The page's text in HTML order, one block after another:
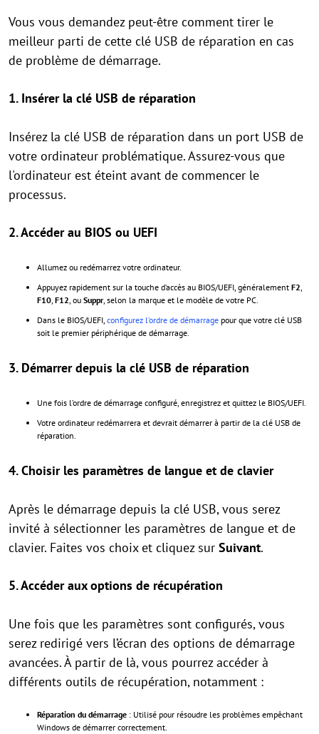
Vous vous demandez peut-être comment tirer le
meilleur parti de cette clé USB de réparation en cas
de problème de démarrage.
1. Insérer la clé USB de réparation
Insérez la clé USB de réparation dans un port USB de
votre ordinateur problématique. Assurez-vous que
l'ordinateur est éteint avant de commencer le
processus.
2.Accéder au BIOS ou UEFI
Allumez ou redémarrez votre ordinateur.
Appuyez rapidement sur la touche d’accès au BIOS/UEFI, généralement F2,
F10, F12, ou Suppr, selon la marque et le modèle de votre PC.
Dans le BIOS/UEFI, configurez l’ordre de démarrage pour que votre clé USB
soit le premier périphérique de démarrage.
3. Démarrer depuis la clé USB de réparation
Une fois l’ordre de démarrage configuré, enregistrez et quittez le BIOS/UEFI.
Votre ordinateur redémarrera et devrait démarrer à partir de la clé USB de
réparation.
4.Choisir les paramètres de langue et de clavier
Après le démarrage depuis la clé USB, vous serez
invité à sélectionner les paramètres de langue et de
clavier. Faites vos choix et cliquez sur Suivant.
5.Accéder aux options de récupération
Une fois que les paramètres sont configurés, vous
serez redirigé vers l’écran des options de démarrage
avancées. À partir de là, vous pourrez accéder à
différents outils de récupération, notamment :
Réparation du démarrage : Utilisé pour résoudre les problèmes empêchant
Windows de démarrer correctement.